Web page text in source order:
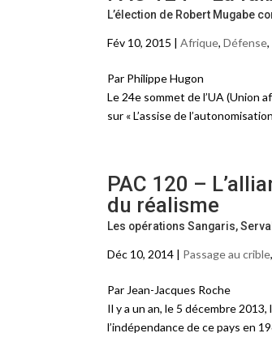
L’élection de Robert Mugabe
Fév 10, 2015 | Afrique, Défense,
Par Philippe Hugon
Le 24e sommet de l’UA (Union
sur « L’assise de
PAC 120 –
du réalisme
Les opérations Sangaris,
Déc 10, 2014 | Passage au crible,
Par Jean-Jacques Roche
Il y a un an, le 5 décembre
l’indépendance de ce pays en